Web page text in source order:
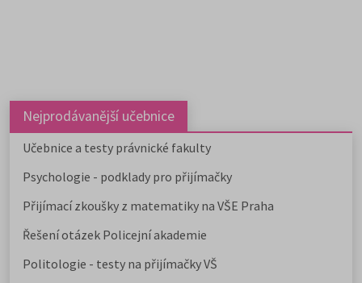
Nejprodávanější učebnice
Učebnice a testy právnické fakulty
Psychologie - podklady pro přijímačky
Přijímací zkoušky z matematiky na VŠE Praha
Řešení otázek Policejní akademie
Politologie - testy na přijímačky VŠ